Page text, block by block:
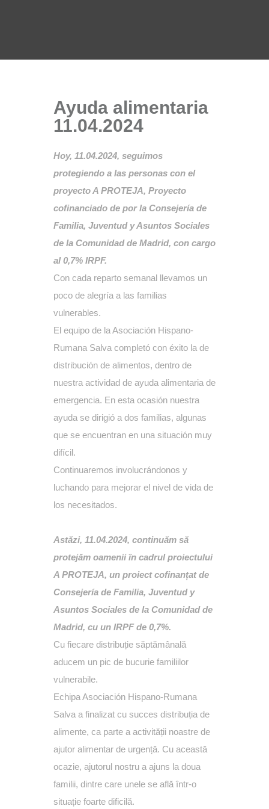
Ayuda alimentaria
11.04.2024
Hoy, 11.04.2024, seguimos
protegiendo a las personas con el
proyecto A PROTEJA, Proyecto
cofinanciado de por la Consejería de
Familia, Juventud y Asuntos Sociales
de la Comunidad de Madrid, con cargo
al 0,7% IRPF.
Con cada reparto semanal llevamos un
poco de alegría a las familias
vulnerables.
El equipo de la Asociación Hispano-
Rumana Salva completó con éxito la de
distribución de alimentos, dentro de
nuestra actividad de ayuda alimentaria de
emergencia. En esta ocasión nuestra
ayuda se dirigió a dos familias, algunas
que se encuentran en una situación muy
difícil.
Continuaremos involucrándonos y
luchando para mejorar el nivel de vida de
los necesitados.
Astăzi, 11.04.2024, continuăm să
protejăm oamenii în cadrul proiectului
A PROTEJA, un proiect cofinanțat de
Consejería de Familia, Juventud y
Asuntos Sociales de la Comunidad de
Madrid, cu un IRPF de 0,7%.
Cu fiecare distribuție săptămânală
aducem un pic de bucurie familiilor
vulnerabile.
Echipa Asociación Hispano-Rumana
Salva a finalizat cu succes distribuția de
alimente, ca parte a activității noastre de
ajutor alimentar de urgență. Cu această
ocazie, ajutorul nostru a ajuns la doua
familii, dintre care unele se află într-o
situație foarte dificilă.